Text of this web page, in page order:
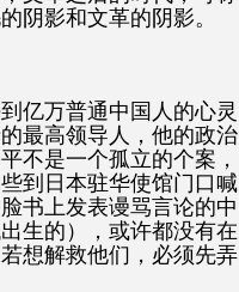
阴影和文革的阴影。
亿万普通中国人的心灵
最高领导人，他的政治
不是一个孤立的个案，
到日本驻华使馆门口喊
书上发表谩骂言论的中
生的），或许都没有在
想解救他们，必须先弄